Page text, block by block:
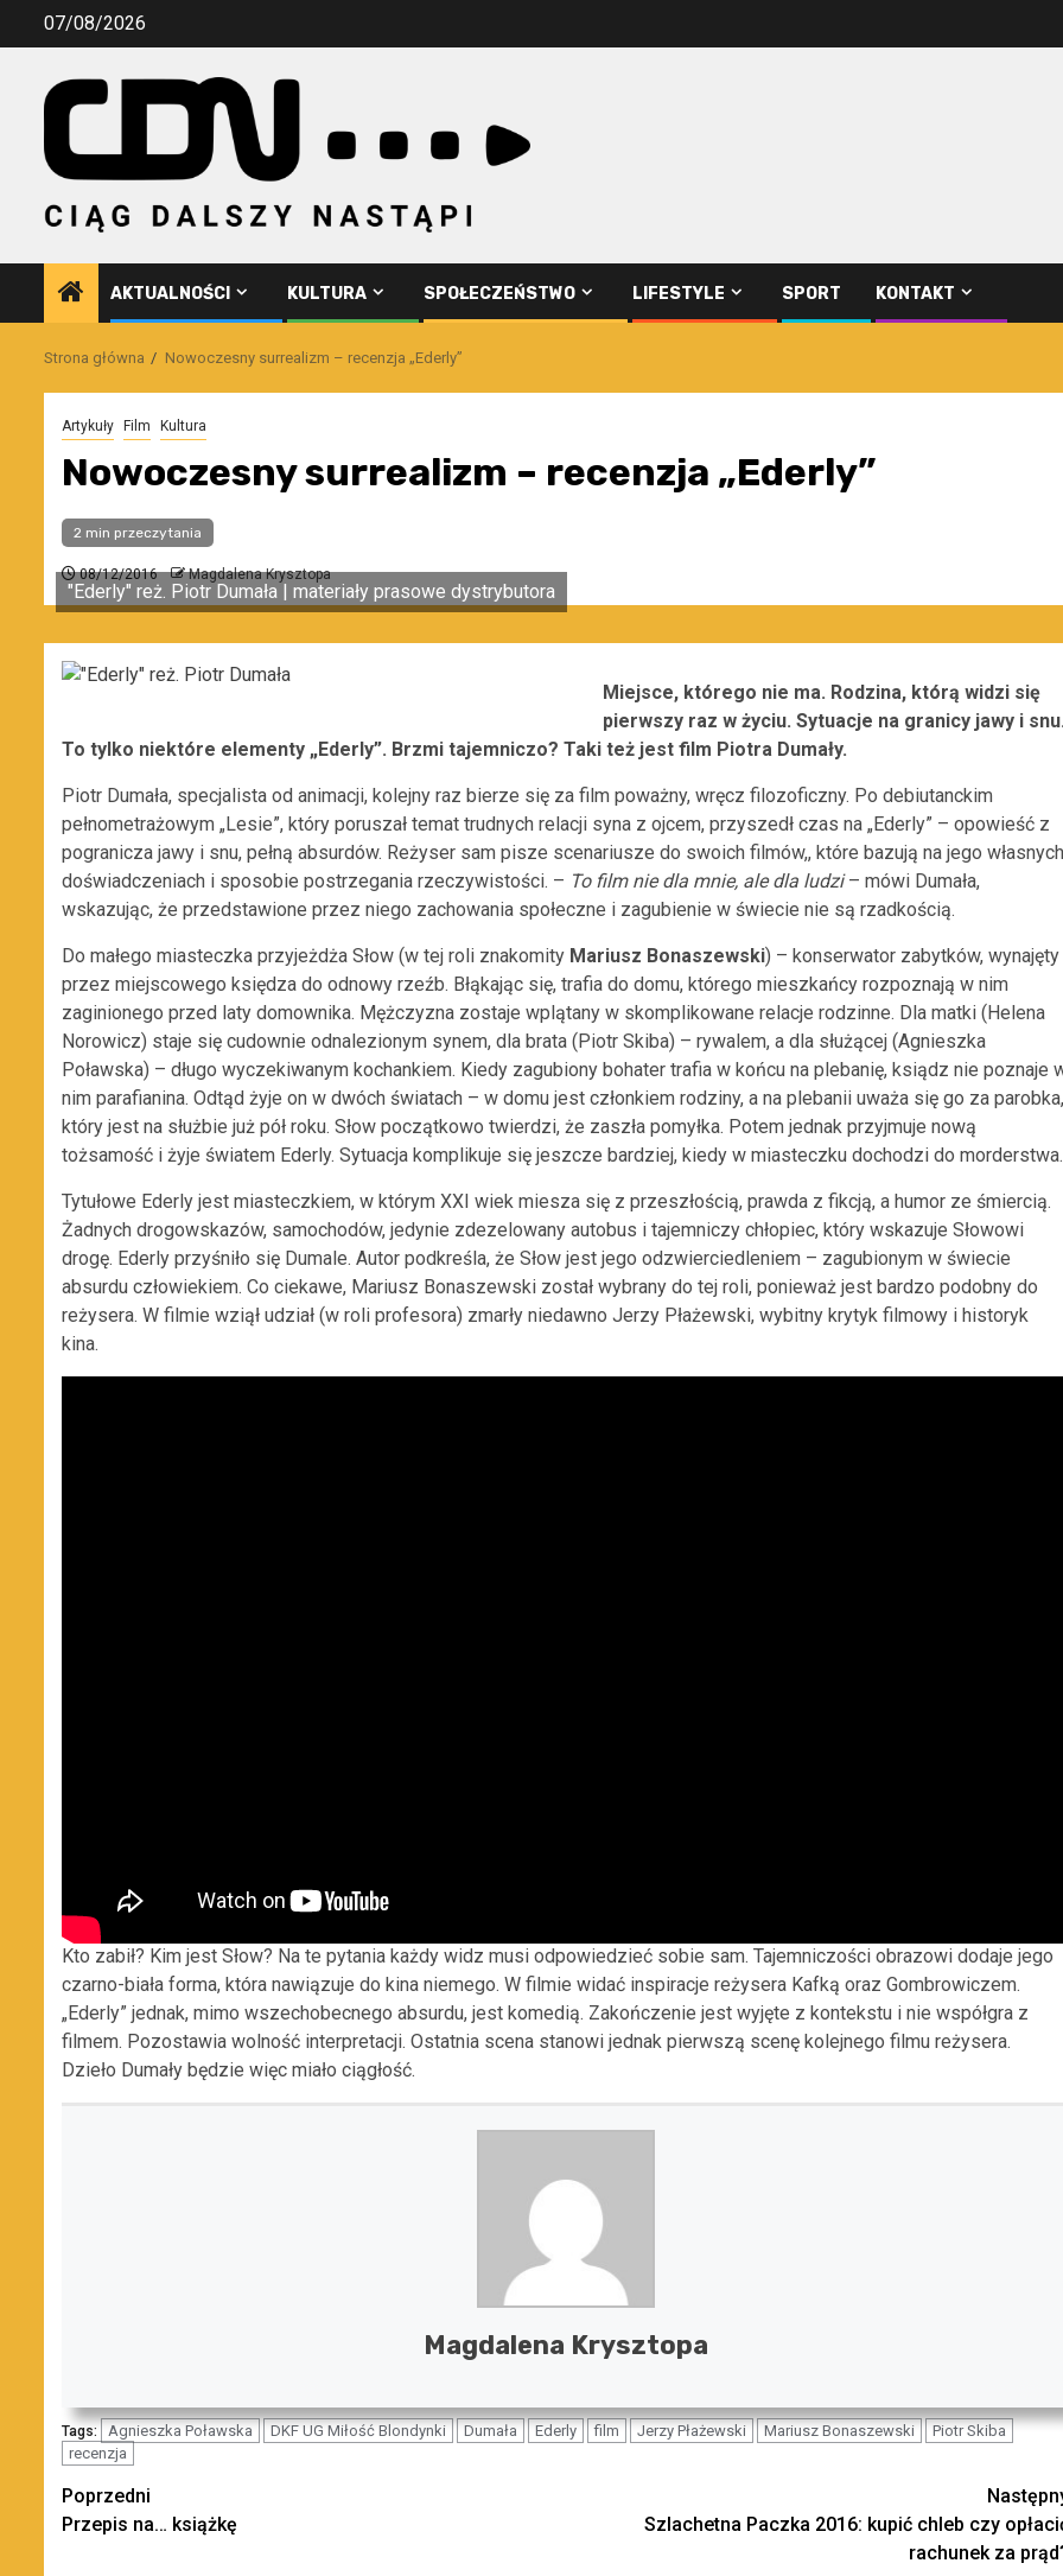
Przejdź07/08/2026
AKTUALNOŚCI KULTURA SPOŁECZEŃSTWO LIFESTYLE SPORT KONTAKT
Strona główna Nowoczesny surrealizm – recenzja „Ederly”
Artykuły Film Kultura
Nowoczesny surrealizm – recenzja „Ederly”
2 min przeczytania
08/12/2016 Magdalena Krysztopa
"Ederly" reż. Piotr Dumała | materiały prasowe dystrybutora
Miejsce, którego nie ma. Rodzina, którą widzi się
pierwszy raz w życiu. Sytuacje na granicy jawy i
To tylko niektóre elementy „Ederly”. Brzmi tajemniczo? Taki też jest film Piotra Dumały.
Piotr Dumała, specjalista od animacji, kolejny raz bierze się za film poważny, wręcz filozoficzny. Po debiutanckim
pełnometrażowym „Lesie”, który poruszał temat trudnych relacji syna z ojcem, przyszedł czas na „Ederly” – opowieść z
pogranicza jawy i snu, pełną absurdów. Reżyser sam pisze scenariusze do swoich filmów,, które bazują na jego własnych
doświadczeniach i sposobie postrzegania rzeczywistości. – To film nie dla mnie, ale dla ludzi– mówi Dumała,
wskazując, że przedstawione przez niego zachowania społeczne i zagubienie w świecie nie są rzadkością.
Do małego miasteczka przyjeżdża Słow (w tej roli znakomity Mariusz Bonaszewski) – konserwator zabytków, wynajęty
przez miejscowego księdza do odnowy rzeźb. Błąkając się, trafia do domu, którego mieszkańcy rozpoznają w nim
zaginionego przed laty domownika. Mężczyzna zostaje wplątany w skomplikowane relacje rodzinne. Dla matki (Helena
Norowicz) staje się cudownie odnalezionym synem, dla brata (Piotr Skiba) – rywalem, a dla służącej (Agnieszka
Poławska) – długo wyczekiwanym kochankiem. Kiedy zagubiony bohater trafia w końcu na plebanię, ksiądz nie poznaje
nim parafianina. Odtąd żyje on w dwóch światach – w domu jest członkiem rodziny, a na plebanii uważa się go za parobka,
który jest na służbie już pół roku. Słow początkowo twierdzi, że zaszła pomyłka. Potem jednak przyjmuje nową
tożsamość i żyje światem Ederly. Sytuacja komplikuje się jeszcze bardziej, kiedy w miasteczku dochodzi do morderstwa.
Tytułowe Ederly jest miasteczkiem, w którym XXI wiek miesza się z przeszłością, prawda z fikcją, a humor ze śmiercią.
Żadnych drogowskazów, samochodów, jedynie zdezelowany autobus i tajemniczy chłopiec, który wskazuje Słowowi
drogę. Ederly przyśniło się Dumale. Autor podkreśla, że Słow jest jego odzwierciedleniem – zagubionym w świecie
absurdu człowiekiem. Co ciekawe, Mariusz Bonaszewski został wybrany do tej roli, ponieważ jest bardzo podobny do
reżysera. W filmie wziął udział (w roli profesora) zmarły niedawno Jerzy Płażewski, wybitny krytyk filmowy i historyk
kina.
Kto zabił? Kim jest Słow? Na te pytania każdy widz musi odpowiedzieć sobie sam. Tajemniczości obrazowi dodaje jego
czarno-biała forma, która nawiązuje do kina niemego. W filmie widać inspiracje reżysera Kafką oraz Gombrowiczem.
„Ederly” jednak, mimo wszechobecnego absurdu, jest komedią. Zakończenie jest wyjęte z kontekstu i nie współgra z
filmem. Pozostawia wolność interpretacji. Ostatnia scena stanowi jednak pierwszą scenę kolejnego filmu reżysera.
Dzieło Dumały będzie więc miało ciągłość.
Magdalena Krysztopa
Tags: Agnieszka Poławska DKF UG Miłość Blondynki Dumała Ederly film Jerzy Płażewski Mariusz Bonaszewski
Piotr Skiba
recenzja
Zobacz
wpisy
Poprzedni
Przepis na… książkę
Szlachetna Paczka 2016: kupić chleb czy
rachunek za